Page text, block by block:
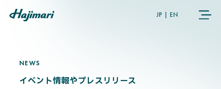
JP EN
COMPANY
NEWS
NEWS
イベント情報やプレスリリース